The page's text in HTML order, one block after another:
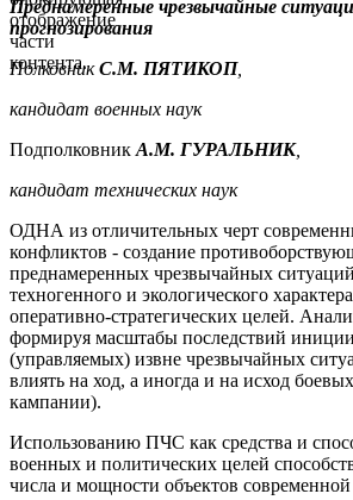
отображение
части
контента.
Преднамеренные чрезвычайные
прогнозирования
ПолковникС.М. ПЯТИКОП,
кандидат военных наук
Подполковник A.M. ГУРАЛЬНИК,
кандидат технических наук
ОДНА из отличительных черт
конфликтов - создание
преднамеренных чрезвычайных
техногенного и экологического
оперативно-стратегических целей.
формируя масштабы последствий
(управляемых) извне чрезвычайных
влиять на ход, а иногда и на исход
кампании).
Использованию ПЧС как средства и
военных и политических целей
числа и мощности объектов